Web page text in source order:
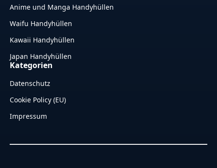
Anime und Manga Handyhüllen
Waifu Handyhüllen
Kawaii Handyhüllen
Japan Handyhüllen
Kategorien
Datenschutz
Cookie Policy (EU)
Impressum